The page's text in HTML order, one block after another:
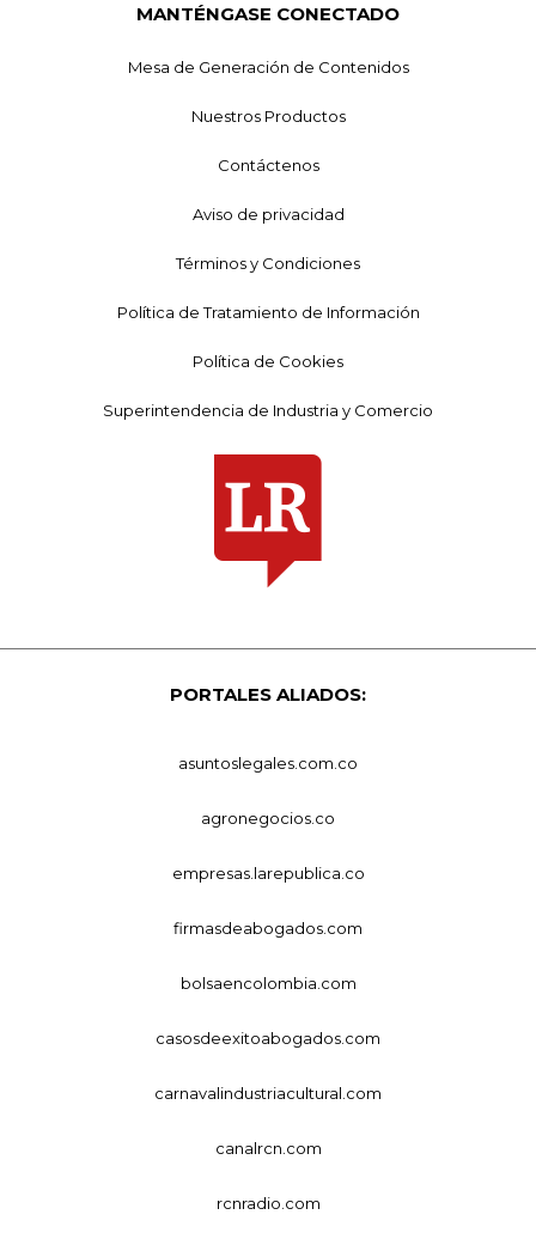
MANTÉNGASE CONECTADO
Mesa de Generación de Contenidos
Nuestros Productos
Contáctenos
Aviso de privacidad
Términos y Condiciones
Política de Tratamiento de Información
Política de Cookies
Superintendencia de Industria y Comercio
PORTALES ALIADOS:
asuntoslegales.com.co
agronegocios.co
empresas.larepublica.co
firmasdeabogados.com
bolsaencolombia.com
casosdeexitoabogados.com
carnavalindustriacultural.com
canalrcn.com
rcnradio.com